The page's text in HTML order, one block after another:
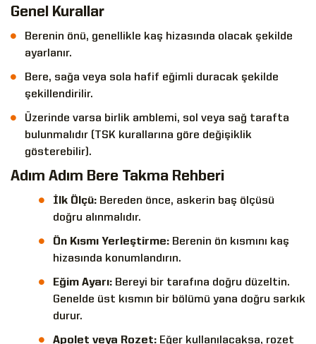
Genel Kurallar
Berenin önü, genellikle kaş hizasında olacak şekilde
ayarlanır.
Bere, sağa veya sola hafif eğimli duracak şekilde
şekillendirilir.
Üzerinde varsa birlik amblemi, sol veya sağ tarafta
bulunmalıdır (TSK kurallarına göre değişiklik
gösterebilir).
Adım Adım Bere Takma Rehberi
İlk Ölçü: Bereden önce, askerin baş ölçüsü
doğru alınmalıdır.
Ön Kısmı Yerleştirme: Berenin ön kısmını kaş
hizasında konumlandırın.
Eğim Ayarı: Bereyi bir tarafına doğru düzeltin.
Genelde üst kısmın bir bölümü yana doğru sarkık
durur.
Apolet veya Rozet: Eğer kullanılacaksa, rozet